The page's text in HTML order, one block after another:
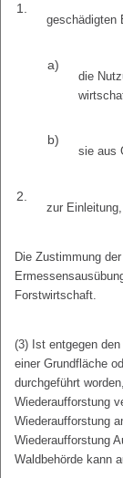
1.
geschädigten
a)
die
b)
sie aus
2.
zur
Die Zustimmung
Forstwirtschaft.
(3) Ist entgegen
einer Grundfläche
durchgeführt
Wiederaufforstung
Wiederaufforstung
Wiederaufforstung
Waldbehörde kann